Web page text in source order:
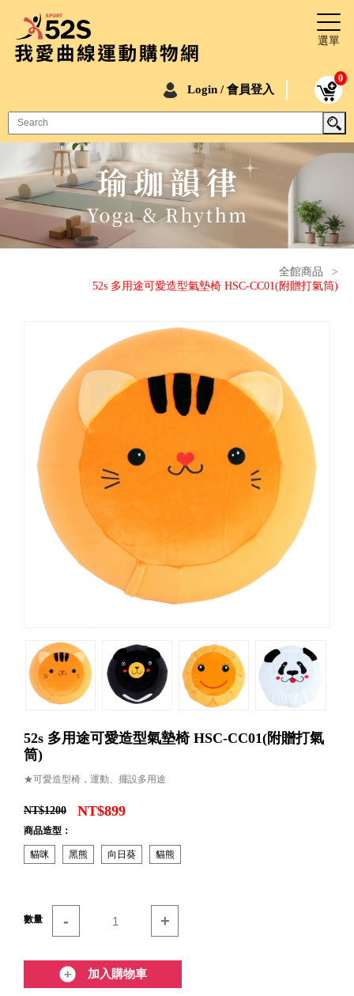
Login / 會員登入
0
全館商品
>
52s 多用途可愛造型氣墊椅 HSC-CC01(附贈打氣筒)
52s 多用途可愛造型氣墊椅 HSC-CC01(附贈打氣
筒)
★可愛造型椅，運動、擺設多用途
NT$1200 NT$899
商品造型：
貓咪 黑熊 向日葵 貓熊
數量 - +
加入購物車